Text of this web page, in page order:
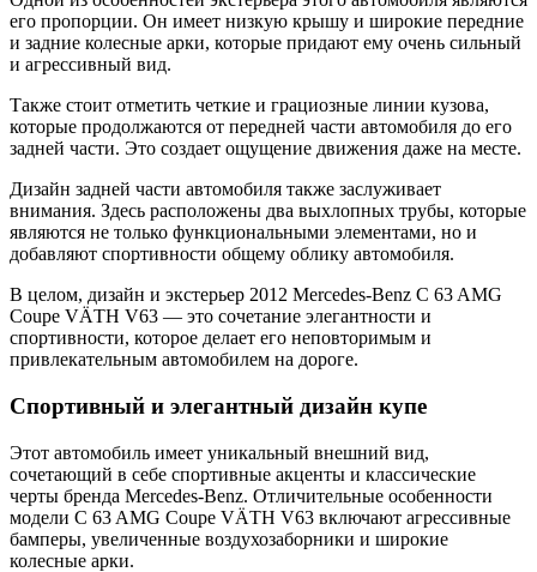
его пропорции. Он имеет низкую крышу и широкие передние
и задние колесные арки, которые придают ему очень сильный
и агрессивный вид.
Также стоит отметить четкие и грациозные линии кузова,
которые продолжаются от передней части автомобиля до его
задней части. Это создает ощущение движения даже на месте.
Дизайн задней части автомобиля также заслуживает
внимания. Здесь расположены два выхлопных трубы, которые
являются не только функциональными элементами, но и
добавляют спортивности общему облику автомобиля.
В целом, дизайн и экстерьер 2012 Mercedes-Benz C 63 AMG
Coupe VÄTH V63 — это сочетание элегантности и
спортивности, которое делает его неповторимым и
привлекательным автомобилем на дороге.
Спортивный и элегантный дизайн купе
Этот автомобиль имеет уникальный внешний вид,
сочетающий в себе спортивные акценты и классические
черты бренда Mercedes-Benz. Отличительные особенности
модели C 63 AMG Coupe VÄTH V63 включают агрессивные
бамперы, увеличенные воздухозаборники и широкие
колесные арки.